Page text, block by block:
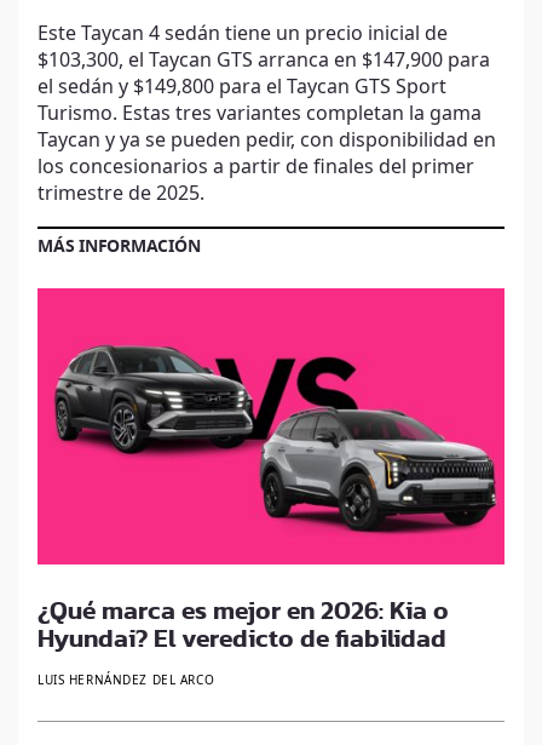
Este Taycan 4 sedán tiene un precio inicial de
$103,300, el Taycan GTS arranca en $147,900 para
el sedán y $149,800 para el Taycan GTS Sport
Turismo. Estas tres variantes completan la gama
Taycan y ya se pueden pedir, con disponibilidad en
los concesionarios a partir de finales del primer
trimestre de 2025.
MÁS INFORMACIÓN
¿Qué marca es mejor en 2026: Kia o
Hyundai? El veredicto de fiabilidad
LUIS HERNÁNDEZ DEL ARCO